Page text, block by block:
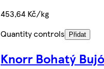
453,64 Kč/kg
Quantity controls
Přidat
Knorr Bohatý